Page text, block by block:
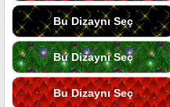
Bu Dizaynı Seç
Bu Dizaynı Seç
Bu Dizaynı Seç